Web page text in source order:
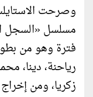
وصرحت
مسلسل «السجل
فترة وهو من
رياحنة، دينا،
زكريا، ومن